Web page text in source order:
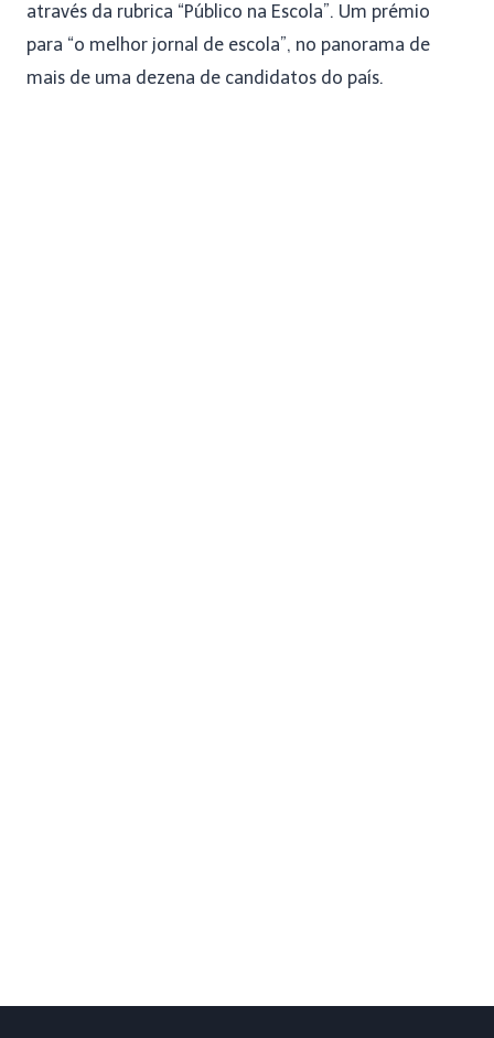
através da rubrica “Público na Escola”. Um prémio
para “o melhor jornal de escola”, no panorama de
mais de uma dezena de candidatos do país.